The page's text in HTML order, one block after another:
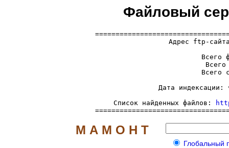
Файловый
Адрес ftp-
Всего
Всего
Всего
Дата индексации:
     Список найденных файлов:
М А М О Н Т
Глобальный